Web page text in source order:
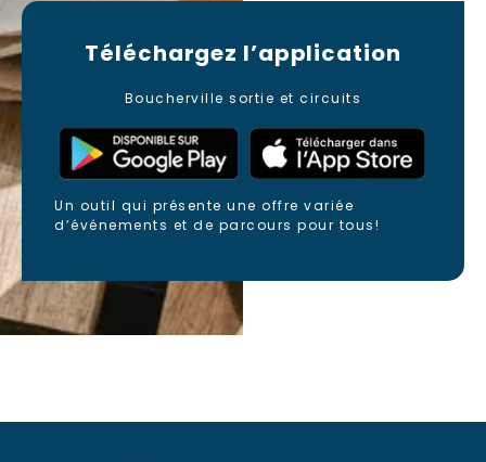
Téléchargez l’application
Boucherville sortie et circuits
Un outil qui présente une offre variée
d’événements et de parcours pour tous!